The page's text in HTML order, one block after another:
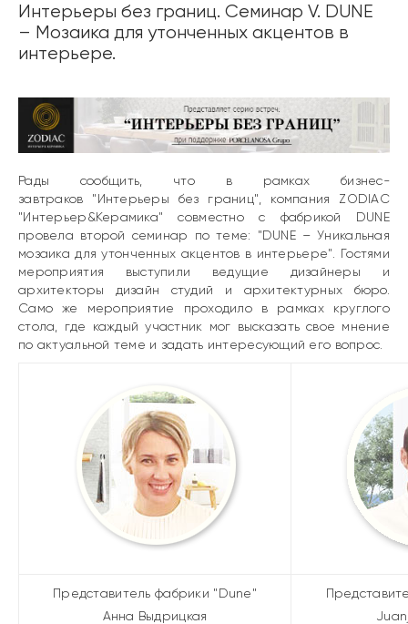
Интерьеры без границ. Семинар V. DUNE
– Мозаика для утонченных акцентов в
интерьере.
Рады сообщить, что в рамках бизнес-
завтраков "Интерьеры без границ", компания ZODIAC
"Интерьер&Керамика" совместно с фабрикой DUNE
провела второй семинар по теме: "DUNE – Уникальная
мозаика для утонченных акцентов в интерьере" . Гостями
мероприятия выступили ведущие дизайнеры и
архитекторы дизайн студий и архитектурных бюро.
Само же мероприятие проходило в рамках круглого
стола, где каждый участник мог высказать свое мнение
по актуальной теме и задать интересующий его вопрос.
Представитель фабрики "Dune"
Анна Выдрицкая